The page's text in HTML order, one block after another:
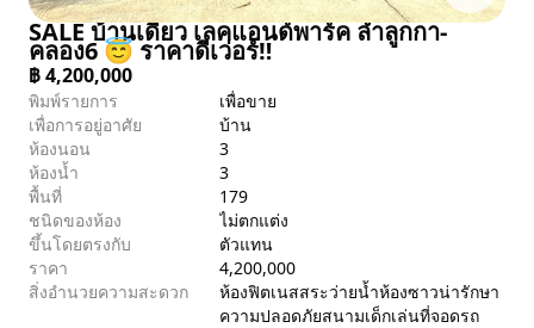
SALE บ้านเดี่ยว เลคแอนด์พาร์ค ลำลูกกา-
คลอง6 😇 ราคาดีเว่อร์‼️
฿4,200,000
พิมพ์รายการ
เพื่อขาย
เพื่อการอยู่อาศัย
บ้าน
ห้องนอน
3
ห้องน้ำ
3
พื้นที่
179
ชนิดของห้อง
ไม่ตกแต่ง
ขึ้นโดยตรงกับ
ตัวแทน
ราคา
4,200,000
สิ่งอำนวยความสะดวก
ห้องฟิตเนสสระว่ายน้ำห้องซาวน่ารักษา
ความปลอดภัยสนามเด็กเล่นที่จอดรถ